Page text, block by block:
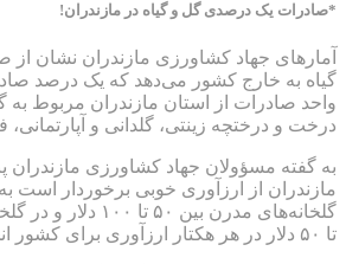
*صادرات یک درصدی گل و گیاه در مازندران!
واحد صادرات از استان مازندران مربوط به
درخت و درختچه زینتی، گلدانی و
به گفته مسؤولان جهاد کشاورزی مازندران
مازندران از ارزآوری خوبی برخوردار است
تا ۵۰ دلار در هر هکتار ارزآوری برای کشور انجام می‌شود.